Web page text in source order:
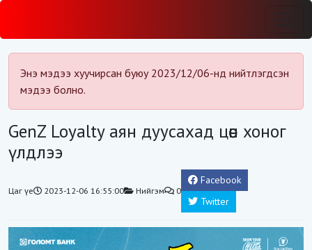
Энэ мэдээ хуучирсан буюу 2023/12/06-нд нийтлэгдсэн
мэдээ болно.
GenZ Loyalty аян дуусахад цөөн хоног
үлдлээ
Цаг үе 2023-12-06 16:55:00 Нийгэм 0
Facebook
Twitter